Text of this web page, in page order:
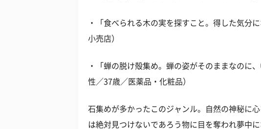
・「食べられる木の実を探すこと。得した気分
小売店）
・「蝉の脱け殻集め。蝉の姿がそのままなのに
性／37歳／医薬品・化粧品）
石集めが多かったこのジャンル。自然の神秘に
は絶対見つけないであろう物に目を奪われ夢中